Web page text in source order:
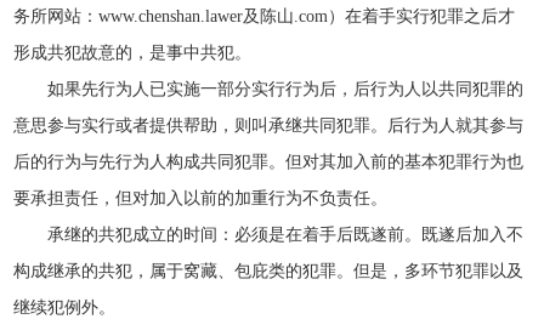
务所网站：www.chenshan.lawer及陈山.com）在着手实行犯罪之后才
形成共犯故意的，是事中共犯。
如果先行为人已实施一部分实行行为后，后行为人以共同犯罪的
意思参与实行或者提供帮助，则叫承继共同犯罪。后行为人就其参与
后的行为与先行为人构成共同犯罪。但对其加入前的基本犯罪行为也
要承担责任，但对加入以前的加重行为不负责任。
承继的共犯成立的时间：必须是在着手后既遂前。既遂后加入不
构成继承的共犯，属于窝藏、包庇类的犯罪。但是，多环节犯罪以及
继续犯例外。